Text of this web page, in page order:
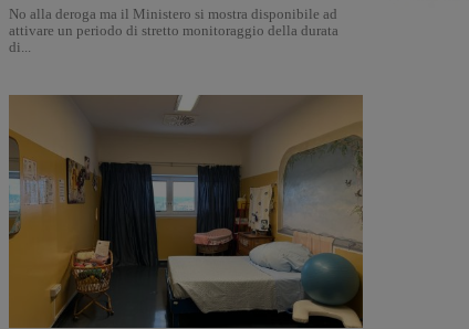
No alla deroga ma il Ministero si mostra disponibile ad
attivare un periodo di stretto monitoraggio della durata
di...